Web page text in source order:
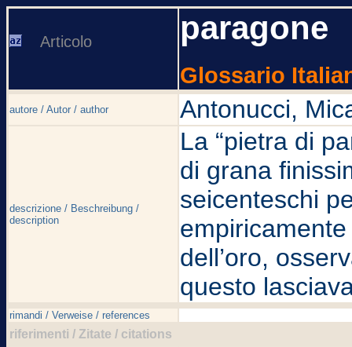
Articolo paragone
Glossario
autore / Autor / author Antonucci,
descrizione / Beschreibung /
description
La “pietra di
di grana
seicenteschi
dell’oro,
questo
rimandi / Verweise / references
riferimenti / Zitate / citations